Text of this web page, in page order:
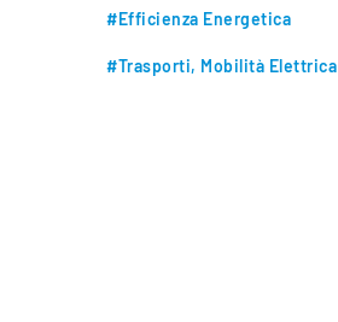
#Efficienza Energetica
#Trasporti, Mobilità Elettrica